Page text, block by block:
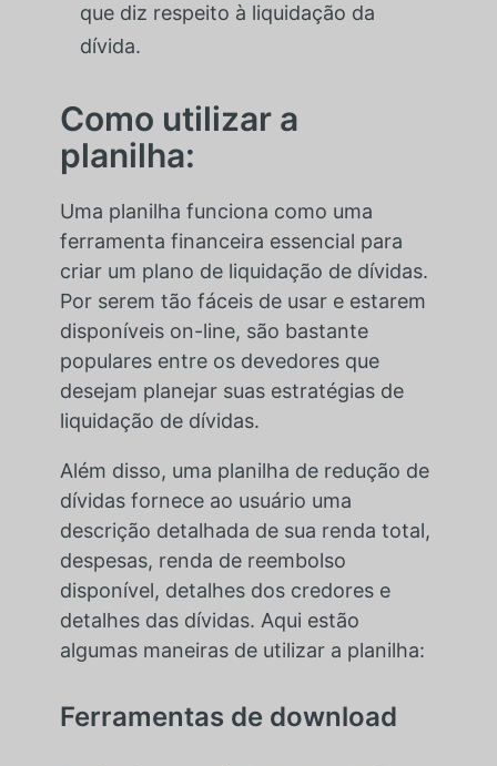
que diz respeito à liquidação da
dívida.
Como utilizar a
planilha:
Uma planilha funciona como uma
ferramenta financeira essencial para
criar um plano de liquidação de dívidas.
Por serem tão fáceis de usar e estarem
disponíveis on-line, são bastante
populares entre os devedores que
desejam planejar suas estratégias de
liquidação de dívidas.
Além disso, uma planilha de redução de
dívidas fornece ao usuário uma
descrição detalhada de sua renda total,
despesas, renda de reembolso
disponível, detalhes dos credores e
detalhes das dívidas. Aqui estão
algumas maneiras de utilizar a planilha:
Ferramentas de download